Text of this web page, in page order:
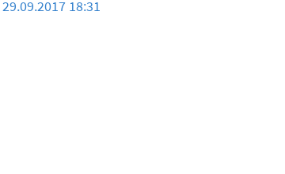
29.09.2017 18:31